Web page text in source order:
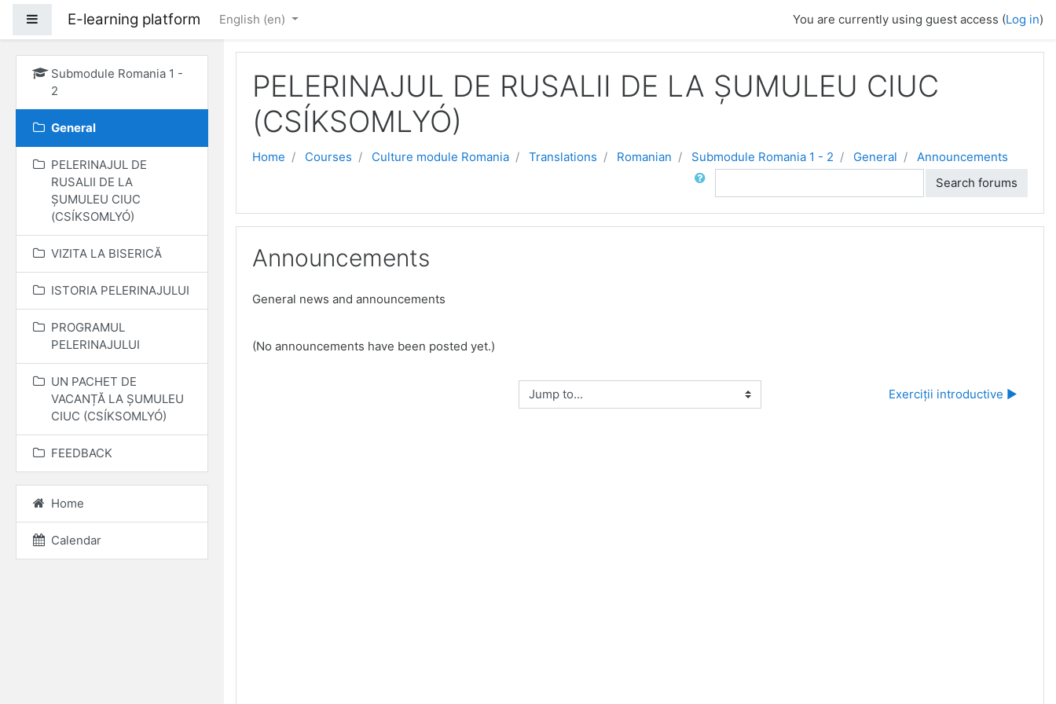
Side panel
E-learning platform English ‎(en)‎ You are currently using guest access (Log in)
PELERINAJUL DE RUSALII DE LA ȘUMULEU CIUC
(CSÍKSOMLYÓ)
Home Courses Culture module Romania Translations Romanian Submodule Romania 1 - 2 General Announcements
Search forums
Announcements
General news and announcements
(No announcements have been posted yet.)
Jump to... Exerciții introductive ▶︎
Submodule Romania 1 -
2
General
PELERINAJUL DE
RUSALII DE LA
ȘUMULEU CIUC
(CSÍKSOMLYÓ)
VIZITA LA BISERICĂ
ISTORIA PELERINAJULUI
PROGRAMUL
PELERINAJULUI
UN PACHET DE
VACANȚĂ LA ȘUMULEU
CIUC (CSÍKSOMLYÓ)
FEEDBACK
Home
Calendar